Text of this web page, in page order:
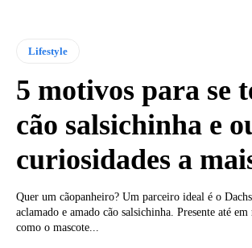
Lifestyle
5 motivos para se
cão salsichinha e
curiosidades a
Quer um cãopanheiro? Um parceiro ideal é o
aclamado e amado cão salsichinha. Presente até em
como o mascote...